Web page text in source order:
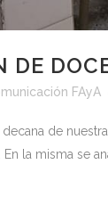
DE
FAyA
de
la misma se